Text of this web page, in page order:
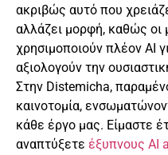
ακριβώς αυτό που
αλλάζει μορφή, καθώς οι
χρησιμοποιούν πλέον AI
αξιολογούν την
Στην Distemicha,
καινοτομία,
κάθε έργο μας. Είμαστε
αναπτύξετε έξυπνους AI